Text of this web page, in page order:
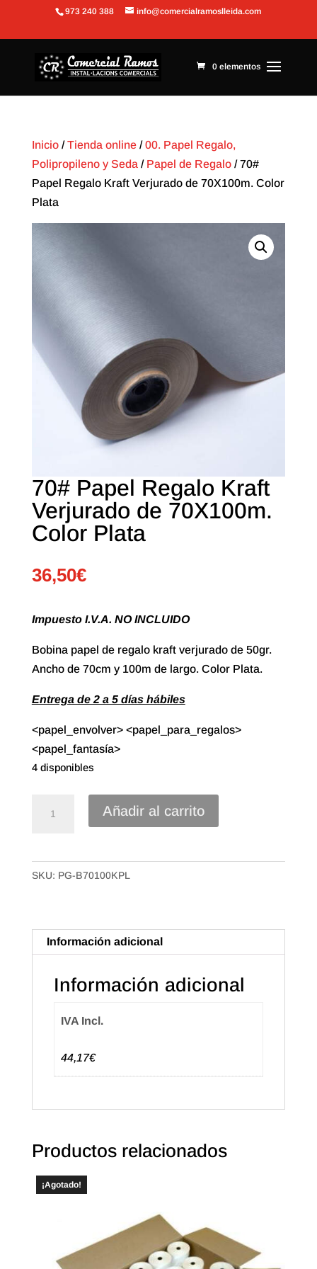
Abrir barra de herramientas
973 240 388 info@comercialramoslleida.com
0 elementos
Inicio/Tienda online/00. Papel Regalo,
Polipropileno y Seda / Papel de Regalo/ 70#
Papel Regalo Kraft Verjurado de 70X100m. Color
Plata
70# Papel Regalo Kraft
Verjurado de 70X100m.
Color Plata
36,50€
Impuesto I.V.A. NO INCLUIDO
Bobina papel de regalo kraft verjurado de 50gr.
Ancho de 70cm y 100m de largo. Color Plata.
Entrega de 2 a 5 días hábiles
<papel_envolver> <papel_para_regalos>
<papel_fantasía>
4 disponibles
Kraft
Verjurado
Color
Plata
cantidad
Añadir al carrito
SKU: PG-B70100KPL
Información adicional
Información adicional
IVA Incl.
44,17€
Productos relacionados
¡Agotado!